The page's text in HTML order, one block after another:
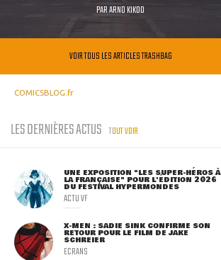
PARARNO KIKOO
VOIR TOUS LES ARTICLES TRASHBAG
COMICSBLOG.fr
LES DERNIÈRES ACTUS TOUT VOIR
UNE EXPOSITION "LES SUPER-HÉROS À
LA FRANÇAISE" POUR L'ÉDITION 2026
DU FESTIVAL HYPERMONDES
ACTU VF
X-MEN : SADIE SINK CONFIRME SON
RETOUR POUR LE FILM DE JAKE
SCHREIER
ECRANS